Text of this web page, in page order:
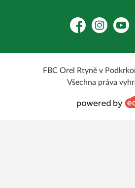
FacebookInstagram
FBC Orel Rtyně v
Všechna práva